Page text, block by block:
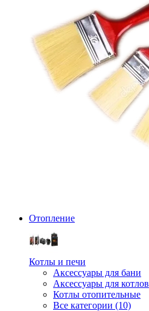
Отопление
Котлы и печи
Аксессуары для бани
Аксессуары для котлов
Котлы отопительные
Все категории (10)